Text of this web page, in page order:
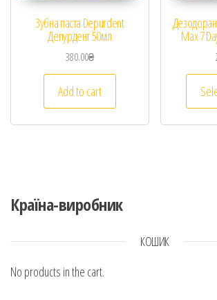
Зубна паста Depurdent
Депурдент 50мл
380.00₴
Add to cart
Max 7
Країна-виробник
КОШИК
No products in the cart.